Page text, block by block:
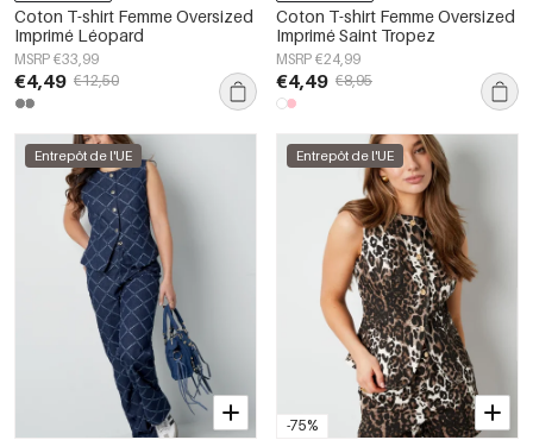
Coton T-shirt Femme Oversized
Imprimé Léopard
MSRP €33,99
€4,49 €12,50
Coton T-shirt Femme Oversized
Imprimé Saint Tropez
MSRP €24,99
€4,49 €8,95
Entrepôt de l'UE
-75%
Entrepôt de l'UE